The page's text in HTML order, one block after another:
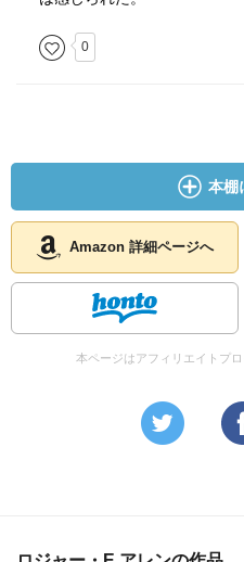
0
本棚
Amazon 詳細ページへ
本ページはアフィリエイトプ